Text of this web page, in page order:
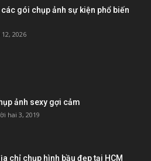
gói chụp ảnh sự kiện phổ biến
2026
ảnh sexy gợi cảm
hai 3, 2019
chỉ chụp hình bầu đẹp tại HCM